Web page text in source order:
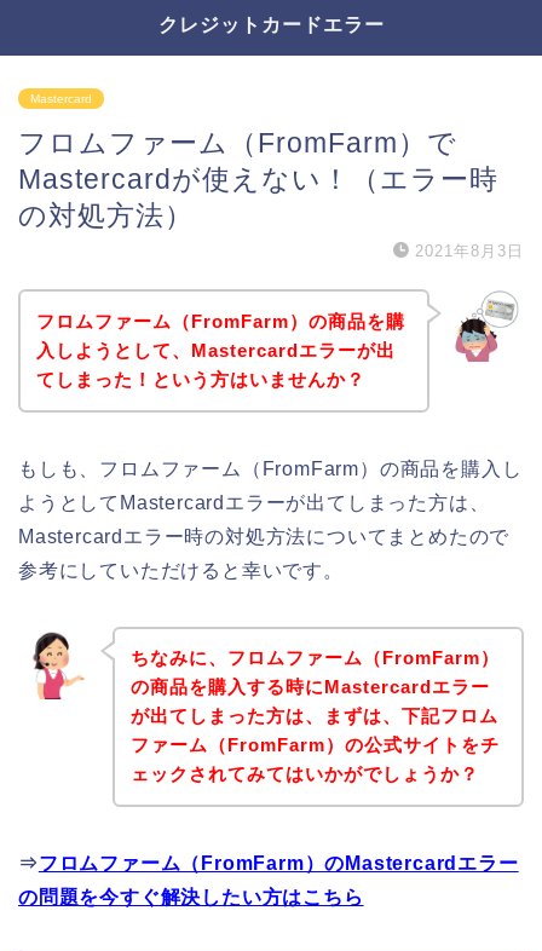
クレジットカードエラー
Mastercard
フロムファーム（FromFarm）で
Mastercardが使えない！（エラー時
の対処方法）
2021年8月3日
フロムファーム（FromFarm）の商品を購
入しようとして、Mastercardエラーが出
てしまった！という方はいませんか？
もしも、フロムファーム（FromFarm）の商品を購入し
ようとしてMastercardエラーが出てしまった方は、
Mastercardエラー時の対処方法についてまとめたので
参考にしていただけると幸いです。
ちなみに、フロムファーム（FromFarm）
の商品を購入する時にMastercardエラー
が出てしまった方は、まずは、下記フロム
ファーム（FromFarm）の公式サイトをチ
ェックされてみてはいかがでしょうか？
⇒フロムファーム（FromFarm）のMastercardエラー
の問題を今すぐ解決したい方はこちら